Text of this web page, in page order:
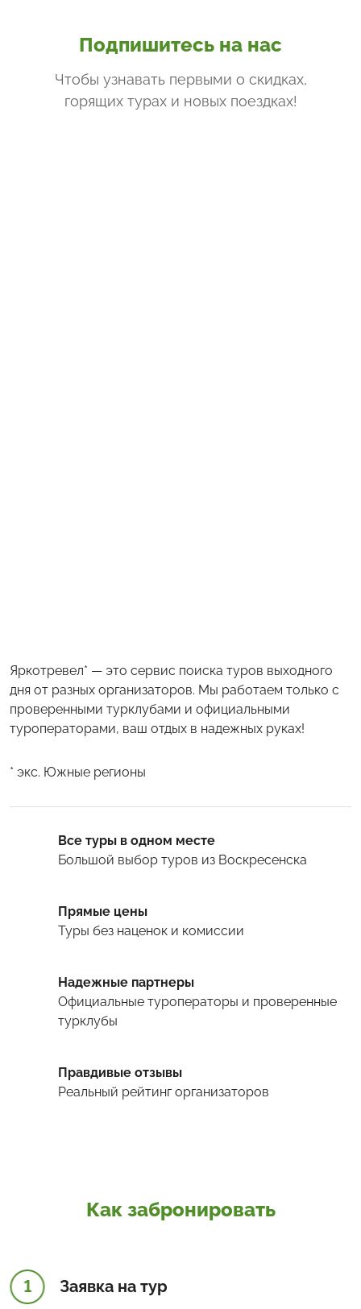
Подпишитесь на нас
Чтобы узнавать первыми о скидках,
горящих турах и новых поездках!
Яркотревел* — это сервис поиска туров выходного
дня от разных организаторов. Мы работаем только с
проверенными турклубами и официальными
туроператорами, ваш отдых в надежных руках!
* экс. Южные регионы
Все туры в одном месте
Большой выбор туров из Воскресенска
Прямые цены
Туры без наценок и комиссии
Надежные партнеры
Официальные туроператоры и проверенные
турклубы
Правдивые отзывы
Реальный рейтинг организаторов
Как забронировать
1 Заявка на тур